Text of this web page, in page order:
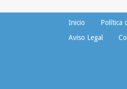
Inicio Política
Aviso Legal